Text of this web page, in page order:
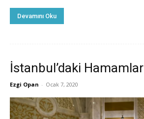
Devamını Oku
İstanbul’daki Hamamlar
Ezgi Opan - Ocak 7, 2020